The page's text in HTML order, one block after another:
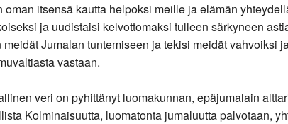
oman itsensä kautta helpoksi meille ja elämän
ja uudistaisi kelvottomaksi tulleen särkyneen
Jumalan tuntemiseen ja tekisi meidät vahvoiksi
vastaan.
veri on pyhittänyt luomakunnan, epäjumalain
Kolminaisuutta, luomatonta jumaluutta palvotaan,